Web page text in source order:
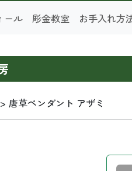
ール 彫金教室 お手入れ方
唐草ペンダント アザミ